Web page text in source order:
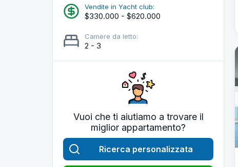
Vendite in Yacht club:
$330.000 - $620.000
Camere da letto:
2 - 3
Vuoi che ti aiutiamo a trovare il
miglior appartamento?
Ricerca personalizzata